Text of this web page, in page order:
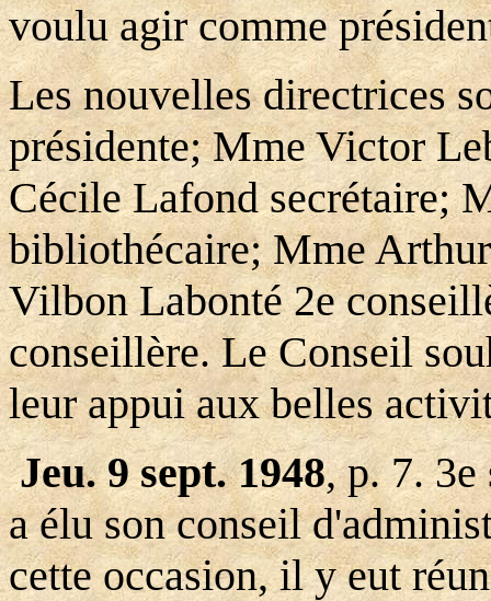
voulu agir comme
Les nouvelles directrices
présidente; Mme Victor
Cécile Lafond secrétaire;
bibliothécaire; Mme
Vilbon Labonté 2e
conseillère. Le Conseil
leur appui aux belles
Jeu. 9 sept. 1948, p. 7.
a élu son conseil
cette occasion, il y eut